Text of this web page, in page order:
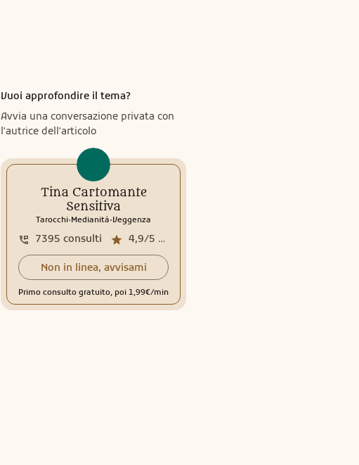
Vuoi approfondire il tema?
Avvia una conversazione privata con
l'autrice dell'articolo
Tina Cartomante
Sensitiva
Tarocchi.Medianità.Veggenza
4,9/5 media recensioni
7395 consulti
Non in linea, avvisami
Primo consulto gratuito, poi 1,99€/min